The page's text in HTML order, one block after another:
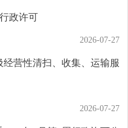
政许可
2026-07-27
经营性清扫、收集、运输服
2026-07-27